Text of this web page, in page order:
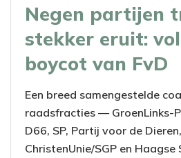
Negen partijen
stekker eruit:
boycot van FvD
Een breed samengestelde
raadsfracties — GroenLinks-
D66, SP, Partij voor de
ChristenUnie/SGP en